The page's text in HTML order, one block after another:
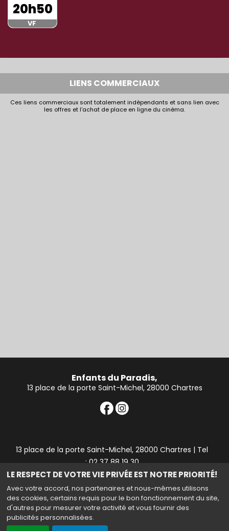
LE RESPECT DE VOTRE VIE PRIVÉE EST NOTRE PRIORITÉ!
Avec votre accord, nos partenaires et nous-mêmes utilisons
des cookies, certains requis pour le bon fonctionnement du site,
d'autres pour mesurer votre activité et vous fournir des
publicités personnalisées.
20h50
VF
LIENS COMMERCIAUX
Ces liens commerciaux sont totalement indépendants et sans lien avec
les offres et l'achat de place en ligne du cinéma.
Enfants du Paradis,
13 place de la porte Saint-Michel, 28000 Chartres
13 place de la porte Saint-Michel, 28000 Chartres | Tel
: 02 37 88 19 30
Haut de page